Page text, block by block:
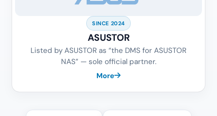
SINCE 2024
ASUSTOR
Listed by ASUSTOR as “the DMS for ASUSTOR
NAS” — sole official partner.
More